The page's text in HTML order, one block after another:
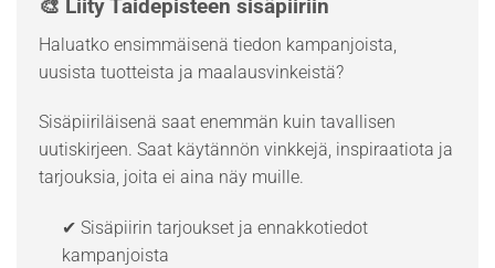
🎨 Liity Taidepisteen sisäpiiriin
Haluatko ensimmäisenä tiedon kampanjoista,
uusista tuotteista ja maalausvinkeistä?
Sisäpiiriläisenä saat enemmän kuin tavallisen
uutiskirjeen. Saat käytännön vinkkejä, inspiraatiota ja
tarjouksia, joita ei aina näy muille.
✔ Sisäpiirin tarjoukset ja ennakkotiedot
kampanjoista